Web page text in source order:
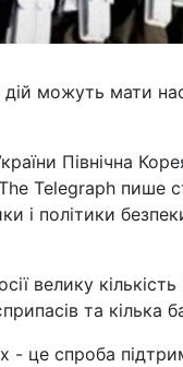
можуть мати
Північна
The Telegraph
і політики
велику
та кілька
- це спроба